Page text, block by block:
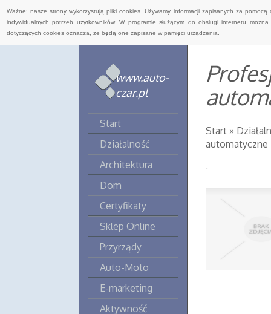
Ważne: nasze strony wykorzystują pliki cookies. Używamy informacji zapisanych za
indywidualnych potrzeb użytkowników. W programie służącym do obsługi internetu
dotyczących cookies oznacza, że będą one zapisane w pamięci urządzenia.
www.auto-
czar.pl
Start
Działalność
Architektura
Dom
Certyfikaty
Sklep Online
Przyrządy
Auto-Moto
E-marketing
Aktywność
Start »
automatyczne